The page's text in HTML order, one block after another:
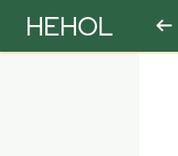
HEHOL